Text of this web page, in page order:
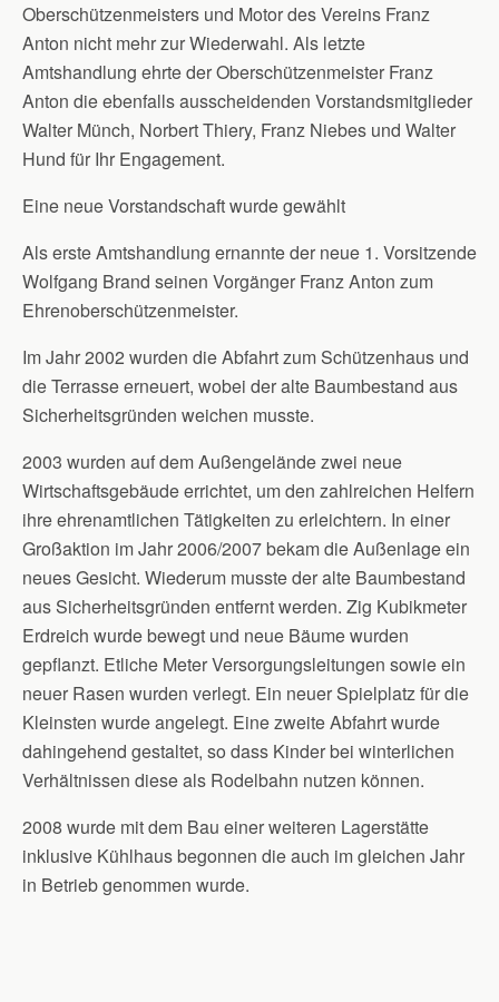
Oberschützenmeisters und Motor des Vereins Franz
Anton nicht mehr zur Wiederwahl. Als letzte
Amtshandlung ehrte der Oberschützenmeister Franz
Anton die ebenfalls ausscheidenden Vorstandsmitglieder
Walter Münch, Norbert Thiery, Franz Niebes und Walter
Hund für Ihr Engagement.
Eine neue Vorstandschaft wurde gewählt
Als erste Amtshandlung ernannte der neue 1. Vorsitzende
Wolfgang Brand seinen Vorgänger Franz Anton zum
Ehrenoberschützenmeister.
Im Jahr 2002 wurden die Abfahrt zum Schützenhaus und
die Terrasse erneuert, wobei der alte Baumbestand aus
Sicherheitsgründen weichen musste.
2003 wurden auf dem Außengelände zwei neue
Wirtschaftsgebäude errichtet, um den zahlreichen Helfern
ihre ehrenamtlichen Tätigkeiten zu erleichtern. In einer
Großaktion im Jahr 2006/2007 bekam die Außenlage ein
neues Gesicht. Wiederum musste der alte Baumbestand
aus Sicherheitsgründen entfernt werden. Zig Kubikmeter
Erdreich wurde bewegt und neue Bäume wurden
gepflanzt. Etliche Meter Versorgungsleitungen sowie ein
neuer Rasen wurden verlegt. Ein neuer Spielplatz für die
Kleinsten wurde angelegt. Eine zweite Abfahrt wurde
dahingehend gestaltet, so dass Kinder bei winterlichen
Verhältnissen diese als Rodelbahn nutzen können.
2008 wurde mit dem Bau einer weiteren Lagerstätte
inklusive Kühlhaus begonnen die auch im gleichen Jahr
in Betrieb genommen wurde.